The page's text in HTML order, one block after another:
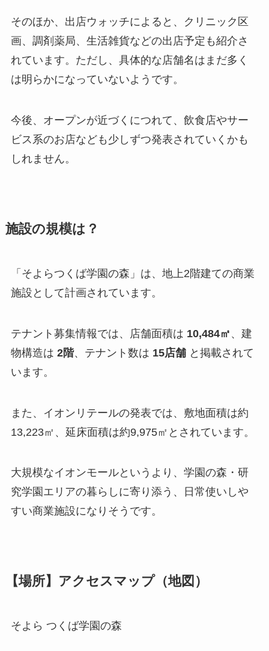
そのほか、出店ウォッチによると、クリニック区
画、調剤薬局、生活雑貨などの出店予定も紹介さ
れています。ただし、具体的な店舗名はまだ多く
は明らかになっていないようです。
今後、オープンが近づくにつれて、飲食店やサー
ビス系のお店なども少しずつ発表されていくかも
しれません。
施設の規模は？
「そよらつくば学園の森」は、地上2階建ての商業
施設として計画されています。
テナント募集情報では、店舗面積は 10,484㎡ 、建
物構造は 2階、テナント数は 15店舗と掲載されて
います。
また、イオンリテールの発表では、敷地面積は約
13,223㎡、延床面積は約9,975㎡とされています。
大規模なイオンモールというより、学園の森・研
究学園エリアの暮らしに寄り添う、日常使いしや
すい商業施設になりそうです。
【場所】アクセスマップ（地図）
そよら つくば学園の森